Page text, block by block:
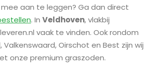
aan te leggen? Ga dan direct
. In Veldhoven, vlakbij
vaak te vinden. Ook rondom
Valkenswaard, Oirschot en Best zijn wij
onze premium graszoden.